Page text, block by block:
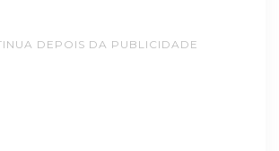
DEPOIS DA PUBLICIDADE